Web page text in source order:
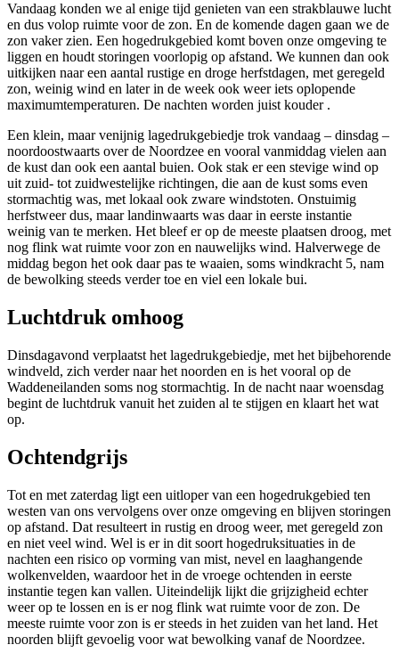
Vandaag konden we al enige tijd genieten van een strakblauwe lucht
en dus volop ruimte voor de zon. En de komende dagen gaan we de
zon vaker zien. Een hogedrukgebied komt boven onze omgeving te
liggen en houdt storingen voorlopig op afstand. We kunnen dan ook
uitkijken naar een aantal rustige en droge herfstdagen, met geregeld
zon, weinig wind en later in de week ook weer iets oplopende
maximumtemperaturen. De nachten worden juist kouder .
Een klein, maar venijnig lagedrukgebiedje trok vandaag – dinsdag –
noordoostwaarts over de Noordzee en vooral vanmiddag vielen aan
de kust dan ook een aantal buien. Ook stak er een stevige wind op
uit zuid- tot zuidwestelijke richtingen, die aan de kust soms even
stormachtig was, met lokaal ook zware windstoten. Onstuimig
herfstweer dus, maar landinwaarts was daar in eerste instantie
weinig van te merken. Het bleef er op de meeste plaatsen droog, met
nog flink wat ruimte voor zon en nauwelijks wind. Halverwege de
middag begon het ook daar pas te waaien, soms windkracht 5, nam
de bewolking steeds verder toe en viel een lokale bui.
Luchtdruk omhoog
Dinsdagavond verplaatst het lagedrukgebiedje, met het bijbehorende
windveld, zich verder naar het noorden en is het vooral op de
Waddeneilanden soms nog stormachtig. In de nacht naar woensdag
begint de luchtdruk vanuit het zuiden al te stijgen en klaart het wat
op.
Ochtendgrijs
Tot en met zaterdag ligt een uitloper van een hogedrukgebied ten
westen van ons vervolgens over onze omgeving en blijven storingen
op afstand. Dat resulteert in rustig en droog weer, met geregeld zon
en niet veel wind. Wel is er in dit soort hogedruksituaties in de
nachten een risico op vorming van mist, nevel en laaghangende
wolkenvelden, waardoor het in de vroege ochtenden in eerste
instantie tegen kan vallen. Uiteindelijk lijkt die grijzigheid echter
weer op te lossen en is er nog flink wat ruimte voor de zon. De
meeste ruimte voor zon is er steeds in het zuiden van het land. Het
noorden blijft gevoelig voor wat bewolking vanaf de Noordzee.